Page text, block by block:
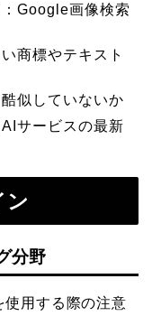
：Google画像検索
商標やテキスト
似していないか
AIサービスの最新
ン
分野
用する際の注意